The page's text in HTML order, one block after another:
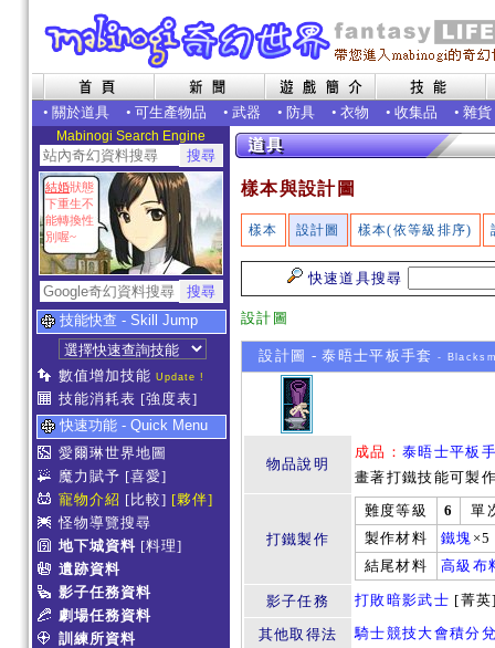
• 關於道具 • 可生產物品 • 武器 • 防具 • 衣物 • 收集品 • 雜貨
Mabinogi Search Engine
結婚狀態
下重生不
能轉換性
別喔~
技能快查 - Skill Jump
數值增加技能 Update !
技能消耗表 [強度表]
快速功能 - Quick Menu
愛爾琳世界地圖
魔力賦予 [喜愛]
寵物介紹 [比較] [夥伴]
怪物導覽搜尋
地下城資料 [料理]
遺跡資料
影子任務資料
劇場任務資料
訓練所資料
樣本與設計圖
樣本 設計圖 樣本(依等級排序)
快速道具搜尋
設計圖
設計圖 - 泰晤士平板手套 -
物品說明
成品： 泰晤士平板
畫著打鐵技能可製
打鐵製作
難度等級 6
單
製作材料
鐵塊 ×5
結尾材料
高級布
影子任務 打敗暗影武士 [菁
其他取得法 騎士競技大會積分